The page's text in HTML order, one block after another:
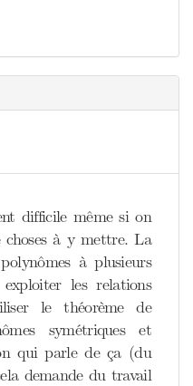
difficile même si on
à y mettre. La
à plusieurs
les relations
le théorème de
symétriques et
qui parle de ça (du
demande du travail